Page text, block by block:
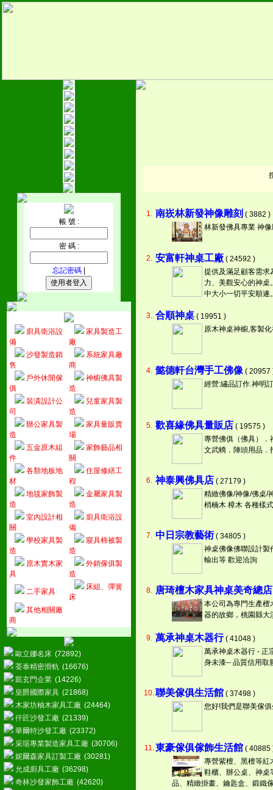
帳 號 :
密 碼 :
忘記密碼
廚具衛浴設
備
家具製造工
廠
沙發製造銷
售
系統家具廠
商
戶外休閒傢
俱
神櫥佛具製
造
裝潢設計公
司
兒童家具製
造
辦公家具製
造
家具量販賣
場
五金原木組
件
家飾藝品相
關
各類地板地
材
住屋修繕工
程
地毯家飾製
造
金屬家具製
造
室內設計相
關
廚具衛浴設
備
學校家具製
造
寢具棉被製
造
原木實木家
具
外銷傢俱製
造
二手家具
床組、彈簧
床
其他相關廠
商
歐立娜名床 (72892)
荃泰精密滑軌 (16676)
凱玄門企業 (14226)
皇爵國際家具 (21868)
木家坊柚木家具工廠 (24464)
仟匠沙發工廠 (21339)
華爾特沙發工廠 (23372)
采琚專業製造家具工廠 (30706)
妮爾森家具訂製工廠 (30281)
允成廚具工廠 (36298)
奇林沙發家飾工廠 (42620)
1. 南崁林新發神像雕刻 ( 3882 )
林新發佛具專業 神
2. 安富軒神桌工廠 ( 24592 )
提供及滿足顧客需求
力、美觀安心的神
中大小一切平安順遂
3. 合順神桌 ( 19951 )
原木神桌神櫥,客製
4. 懿德軒台灣手工佛像( 20957
經營:繡品訂作.神明
5. 歡喜緣佛具量販店 ( 19575 )
專營佛俱（佛具）．
文武轎．陣頭用品．
6. 神泰興佛具店 ( 27179 )
精緻佛像/神像/佛桌/
梢楠木 樟木 各種樣
7. 中日宗教藝術( 34805 )
神桌佛像佛聯設計製
輸出等 歡迎洽詢
8. 唐琦檀木家具神桌美奇總店
本公司為專門生產檀
器的故鄉，桃園縣大
9. 萬承神桌木器行( 41048 )
萬承神桌木器行 - 正
身未漆-- 品質信用取
10.聯美傢俱生活館 ( 37498 )
您好!我們是聯美傢
11.東豪傢俱傢飾生活館 ( 40885
專營紫檀、黑檀等紅
鞋櫃、辦公桌、神桌
品、精緻掛畫、鑰匙盒、鍛鐵